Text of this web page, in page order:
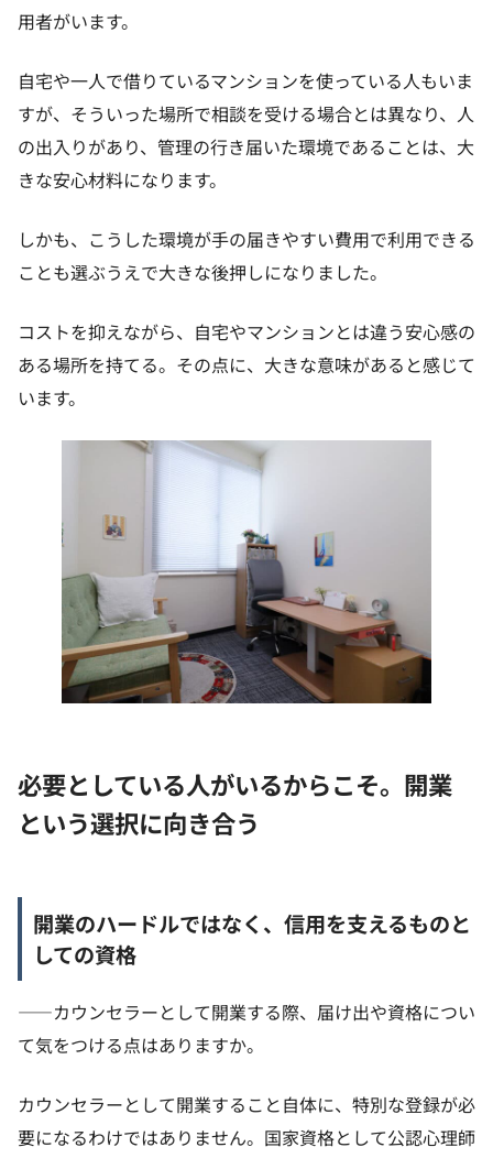
用者がいます。
自宅や一人で借りているマンションを使っている人もいま
すが、そういった場所で相談を受ける場合とは異なり、人
の出入りがあり、管理の行き届いた環境であることは、大
きな安心材料になります。
しかも、こうした環境が手の届きやすい費用で利用できる
ことも選ぶうえで大きな後押しになりました。
コストを抑えながら、自宅やマンションとは違う安心感の
ある場所を持てる。その点に、大きな意味があると感じて
います。
必要としている人がいるからこそ。開業
という選択に向き合う
開業のハードルではなく、信用を支えるものと
しての資格
——カウンセラーとして開業する際、届け出や資格につい
て気をつける点はありますか。
カウンセラーとして開業すること自体に、特別な登録が必
要になるわけではありません。国家資格として公認心理師